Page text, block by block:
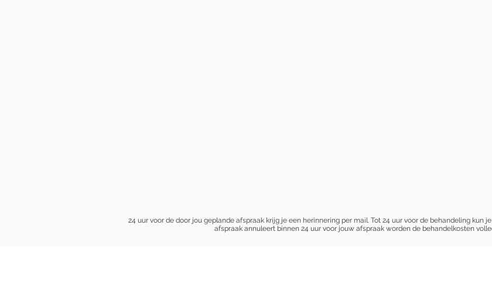
24 uur voor de door jou geplande afspraak krijg je een herinnering per mail. Tot 24 uur voor de behandeling kun
afspraak annuleert binnen 24 uur voor jouw afspraak worden de behandelkosten